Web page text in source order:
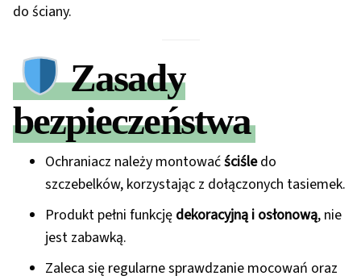
do ściany.
Zasady
bezpieczeństwa
Ochraniacz należy montowaćściśledo
szczebelków, korzystając z dołączonych tasiemek.
Produkt pełni funkcję dekoracyjną i osłonową, nie
jest zabawką.
Zaleca się regularne sprawdzanie mocowań oraz